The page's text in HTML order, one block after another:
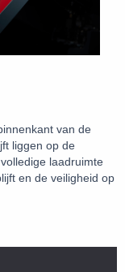
van de
liggen op de
laadruimte
en de veiligheid op